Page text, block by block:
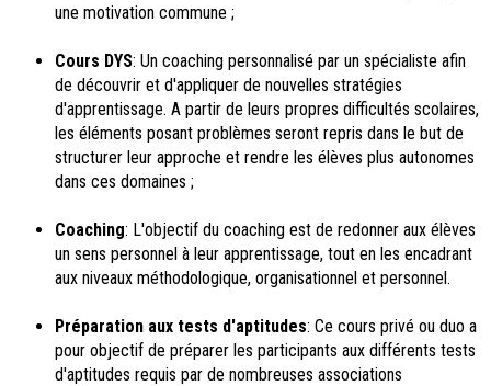
une motivation commune ;
Cours DYS: Un coaching personnalisé par un spécialiste afin
de découvrir et d'appliquer de nouvelles stratégies
d'apprentissage. A partir de leurs propres difficultés scolaires,
les éléments posant problèmes seront repris dans le but de
structurer leur approche et rendre les élèves plus autonomes
dans ces domaines ;
Coaching: L'objectif du coaching est de redonner aux élèves
un sens personnel à leur apprentissage, tout en les encadrant
aux niveaux méthodologique, organisationnel et personnel.
Préparation aux tests d'aptitudes: Ce cours privé ou duo a
pour objectif de préparer les participants aux différents tests
d'aptitudes requis par de nombreuses associations